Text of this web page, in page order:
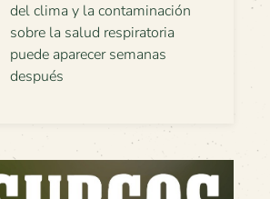
del clima y la contaminación
sobre la salud respiratoria
puede aparecer semanas
después